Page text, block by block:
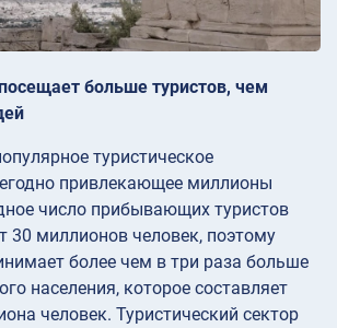
больше туристов, чем
туристическое
привлекающее миллионы
число прибывающих туристов
30 миллионов человек, поэтому
более чем в три раза больше
населения, которое составляет
человек. Туристический сектор